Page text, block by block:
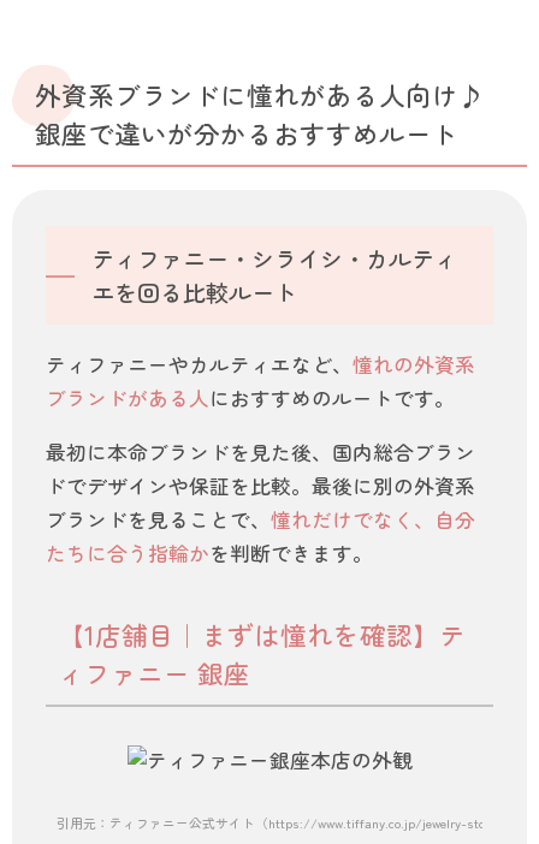
外資系ブランドに憧れがある人向け♪
銀座で違いが分かるおすすめルート
ティファニー・シライシ・カルティ
エを回る比較ルート
ティファニーやカルティエなど、憧れの外資系
ブランドがある人におすすめのルートです。
最初に本命ブランドを見た後、国内総合ブラン
ドでデザインや保証を比較。最後に別の外資系
ブランドを見ることで、憧れだけでなく、自分
たちに合う指輪かを判断できます。
【1店舗目｜まずは憧れを確認】テ
ィファニー 銀座
引用元：ティファニー公式サイト（https://www.tiffany.co.jp/jewelry-stores/